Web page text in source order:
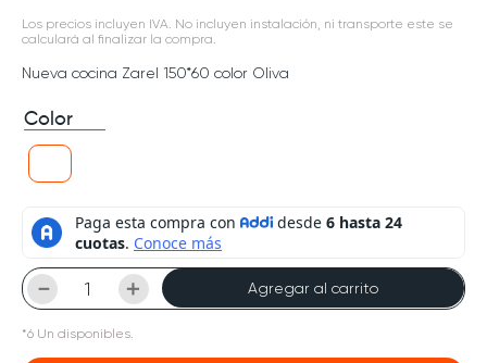
Los precios incluyen IVA. No incluyen instalación, ni transporte este se
calculará al finalizar la compra.
Nueva cocina Zarel 150*60 color Oliva
Color
＋
－ Agregar al carrito
*6 Un disponibles.